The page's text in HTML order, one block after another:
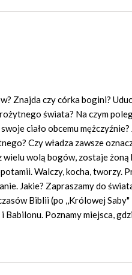
Znajda czy córka bogini?
świata? Na czym
ciało obcemu
Czy władza zawsze
wolą bogów, zostaje
Walczy, kocha, tworzy.
Jakie? Zapraszamy do
Biblii (po ,,Królowej
Poznamy miejsca,